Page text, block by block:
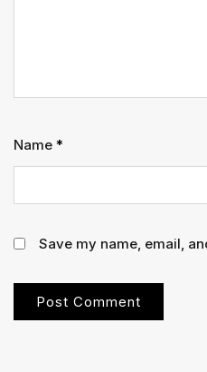
Name *
Save my name, email,